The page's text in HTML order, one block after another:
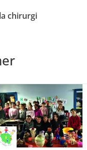
chirurgi